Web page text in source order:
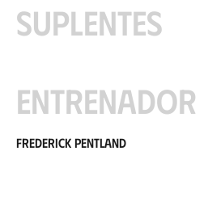
Suplentes
Entrenador
Frederick Pentland